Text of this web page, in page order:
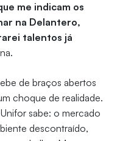
me indicam os
na Delantero,
talentos já
de braços abertos
choque de realidade.
sabe: o mercado
descontraído,